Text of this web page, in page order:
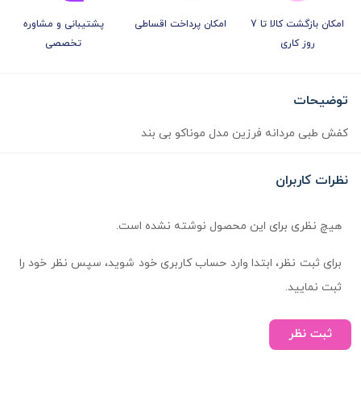
امکان بازگشت کالا تا 7
روز کاری
امکان پرداخت اقساطی
پشتیبانی و مشاوره
تخصصی
توضیحات
کفش طبی مردانه فرزین مدل موناکو بی بند
نظرات کاربران
هیچ نظری برای این محصول نوشته نشده است.
برای ثبت نظر، ابتدا وارد حساب کاربری خود شوید، سپس نظر خود را
ثبت نمایید.
ثبت نظر